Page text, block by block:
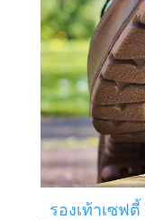
รองเท้าเซฟตี้